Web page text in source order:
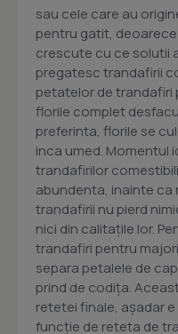
sau cele care au
pentru gatit,
crescute cu ce solutii
pregatesc trandafirii
petatelor de trandafiri
florile complet
preferinta, florile se
inca umed. Momentul
trandafirilor
abundenta, inainte ca
trandafirii nu pierd
nici din calitațile lor.
trandafiri pentru
separa petalele de
prind de codița.
retetei finale, așadar
funcție de reteta de